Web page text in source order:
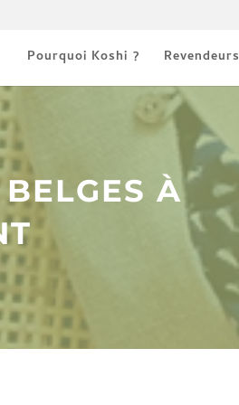
Pourquoi Koshi ? Revendeurs
À